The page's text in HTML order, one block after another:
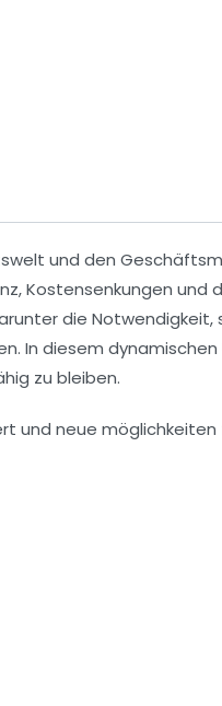
und den
,Kostensenkungen und
die Notwendigkeit,
In diesem
zu bleiben.